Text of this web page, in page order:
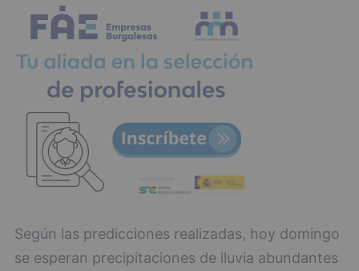
Según las predicciones realizadas, hoy domingo
se esperan precipitaciones de lluvia abundantes